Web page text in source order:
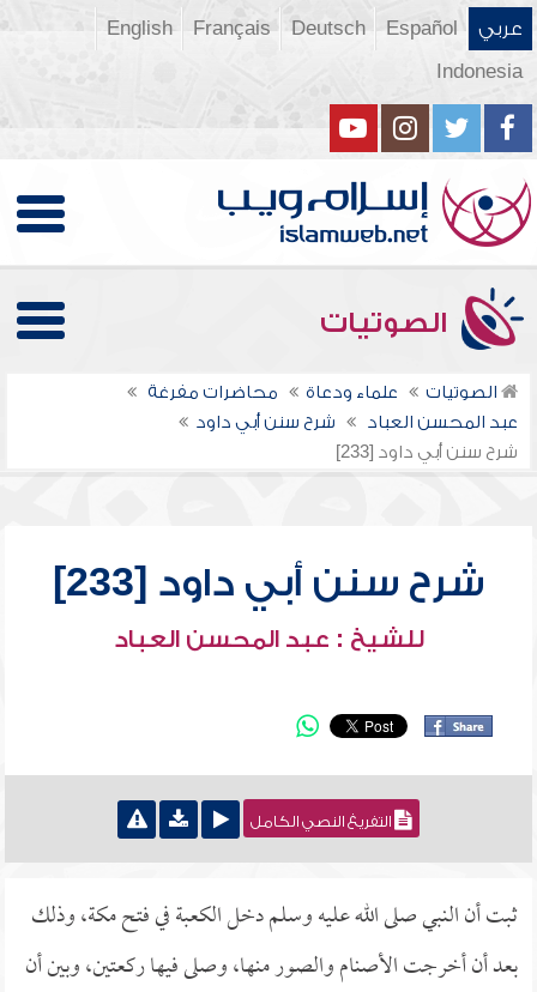
عربي Español
Deutsch
Français
English
Indonesia
الصوتيات
الصوتيات علماء ودعاة
محاضرات مفرغة
عبد المحسن العباد
شرح سنن أبي داود
شرح سنن أبي داود [233]
شرح سنن أبي داود [233]
للشيخ : عبد المحسن العباد
التفريغ النصي الكامل
ثبت أن النبي صلى الله عليه وسلم دخل الكعبة في فتح مكة، وذلك
بعد أن أخرجت الأصنام والصور منها، وصلى فيها ركعتين، وبين أن